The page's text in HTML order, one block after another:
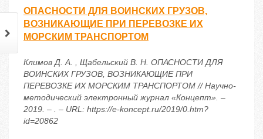
ОПАСНОСТИ ДЛЯ ВОИНСКИХ ГРУЗОВ,
ВОЗНИКАЮЩИЕ ПРИ ПЕРЕВОЗКЕ ИХ
МОРСКИМ ТРАНСПОРТОМ
Климов Д. А. , Щабельский В. Н. ОПАСНОСТИ ДЛЯ
ВОИНСКИХ ГРУЗОВ, ВОЗНИКАЮЩИЕ ПРИ
ПЕРЕВОЗКЕ ИХ МОРСКИМ ТРАНСПОРТОМ // Научно-
методический электронный журнал «Концепт». –
2019. – . – URL: https://e-koncept.ru/2019/0.htm?
id=20862